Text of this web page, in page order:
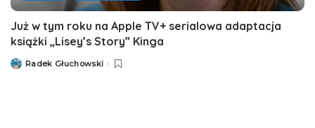
Już w tym roku na Apple TV+ serialowa adaptacja
książki „Lisey’s Story” Kinga
PostedRadek Głuchowski